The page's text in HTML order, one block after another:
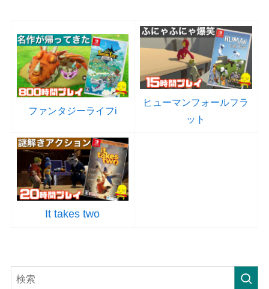
ファンタジーライフi
ヒューマンフォールフラ
ット
It takes two